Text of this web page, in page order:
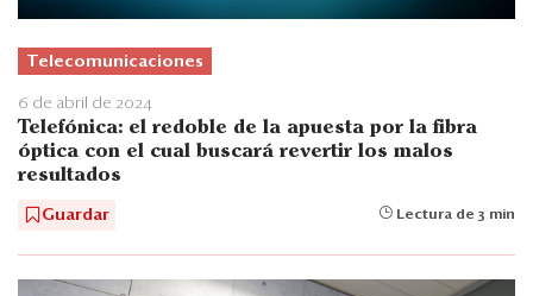
Telecomunicaciones
6 de abril de 2024
Telefónica: el redoble de la apuesta por la fibra
óptica con el cual buscará revertir los malos
resultados
Guardar Lectura de 3 min